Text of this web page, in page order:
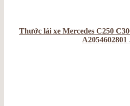
Thước lái xe Mercedes C250